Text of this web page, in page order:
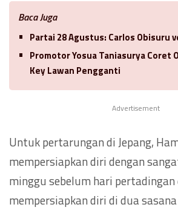
Baca Juga
Partai 28 Agustus: Carlos Obisuru
Promotor Yosua Taniasurya Coret
Key Lawan Pengganti
Advertisement
Untuk pertarungan di Jepang,
mempersiapkan diri dengan
minggu sebelum hari
mempersiapkan diri di dua